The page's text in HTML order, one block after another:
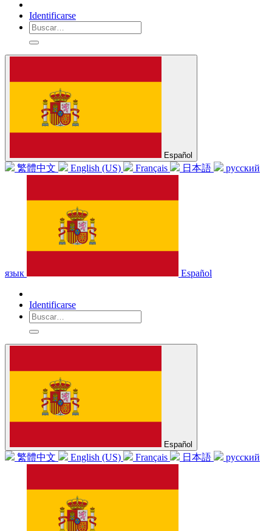
Identificarse
Español
繁體中文 English (US) Français 日本語 русский
язык Español
Identificarse
Español
繁體中文 English (US) Français 日本語 русский